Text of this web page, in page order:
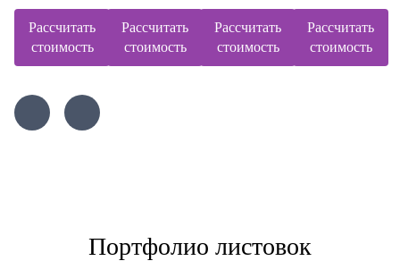
Рассчитать
стоимость
Рассчитать
стоимость
Рассчитать
стоимость
Рассчитать
стоимость
Портфолио листовок